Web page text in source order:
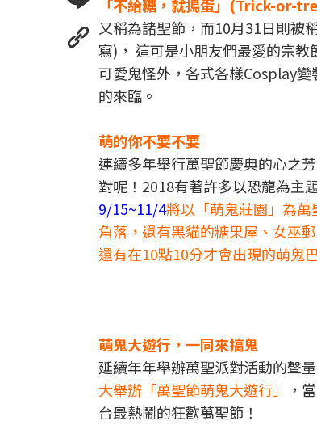
「不給糖，就搗蛋」(Trick-or-
又稱為諸聖節，而10月31日則
寫)， 這可是小朋友們最愛的宗
可愛鬼怪外，各式各樣Cosplay
的來臨。
萌的你不要不要
連續多年舉行萬聖節慶典的心之
對呢！2018有著許多以恐龍為主
9/15~11/4將以「萌鬼莊園」為
角落，還有黑貓的糖果屋、女巫
還有在10點10分才會出現的萌鬼
萌鬼大遊行，一同來搞鬼
延續年年舉辦萬聖派對活動的聲
大舉辦「萬聖節萌鬼大遊行」
，
台最熱鬧的狂歡萬聖節！